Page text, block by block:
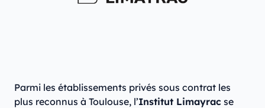
Parmi les établissements privés sous contrat les
plus reconnus à Toulouse, l’Institut Limayrac se